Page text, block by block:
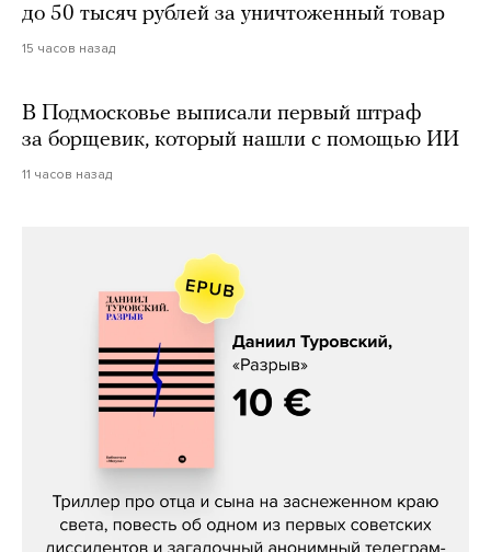
до 50 тысяч рублей за уничтоженный товар
15 часов назад
В Подмосковье выписали первый штраф
за борщевик, который нашли с помощью ИИ
11 часов назад
Даниил Туровский, «Разрыв»